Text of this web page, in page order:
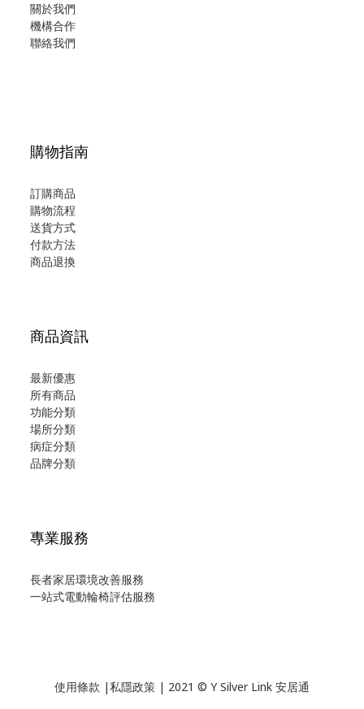
關於我們
機構合作
聯絡我們
購物指南
訂購商品
購物流程
送貨方式
付款方法
商品退換
商品資訊
最新優惠
所有商品
功能分類
場所分類
病症分類
品牌分類
專業服務
長者家居環境改善服務
一站式電動輪椅評估服務
使用條款 |私隱政策 | 2021 © Y Silver Link 安居通